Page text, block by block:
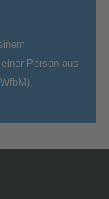
Person aus